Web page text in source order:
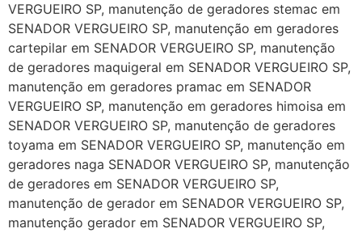
VERGUEIRO SP, manutenção de geradores stemac em
SENADOR VERGUEIRO SP, manutenção em geradores
cartepilar em SENADOR VERGUEIRO SP, manutenção
de geradores maquigeral em SENADOR VERGUEIRO SP,
manutenção em geradores pramac em SENADOR
VERGUEIRO SP, manutenção em geradores himoisa em
SENADOR VERGUEIRO SP, manutenção de geradores
toyama em SENADOR VERGUEIRO SP, manutenção em
geradores naga SENADOR VERGUEIRO SP, manutenção
de geradores em SENADOR VERGUEIRO SP,
manutenção de gerador em SENADOR VERGUEIRO SP,
manutenção gerador em SENADOR VERGUEIRO SP,